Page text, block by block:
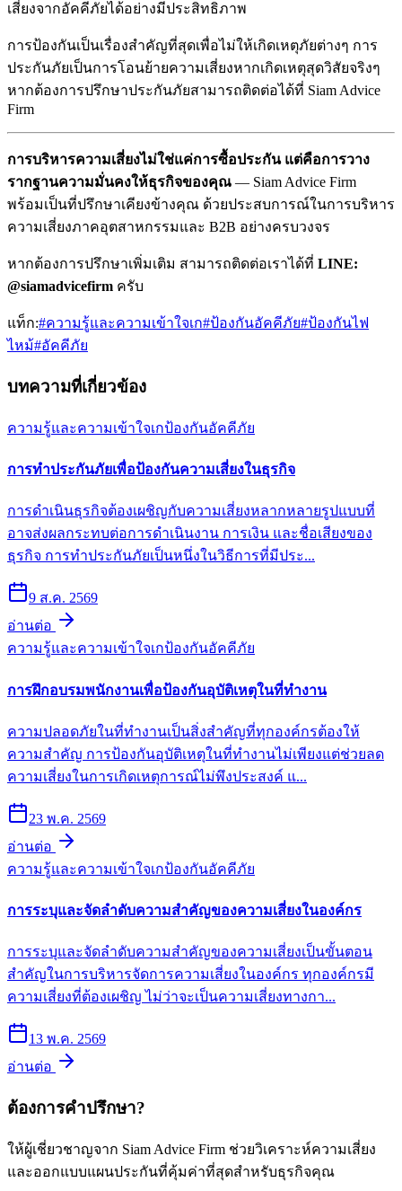
เสี่ยงจากอัคคีภัยได้อย่างมีประสิทธิภาพ
การป้องกันเป็นเรื่องสำคัญที่สุดเพื่อไม่ให้เกิดเหตุภัยต่างๆ การ
ประกันภัยเป็นการโอนย้ายความเสี่ยงหากเกิดเหตุสุดวิสัยจริงๆ
หากต้องการปรึกษาประกันภัยสามารถติดต่อได้ที่ Siam Advice
Firm
การบริหารความเสี่ยงไม่ใช่แค่การซื้อประกัน แต่คือการวาง
รากฐานความมั่นคงให้ธุรกิจของคุณ — Siam Advice Firm
พร้อมเป็นที่ปรึกษาเคียงข้างคุณ ด้วยประสบการณ์ในการบริหาร
ความเสี่ยงภาคอุตสาหกรรมและ B2B อย่างครบวงจร
หากต้องการปรึกษาเพิ่มเติม สามารถติดต่อเราได้ที่ LINE:
@siamadvicefirm ครับ
แท็ก:#ความรู้และความเข้าใจเก#ป้องกันอัคคีภัย#ป้องกันไฟ
ไหม้#อัคคีภัย
บทความที่เกี่ยวข้อง
ความรู้และความเข้าใจเกป้องกันอัคคีภัย
การทำประกันภัยเพื่อป้องกันความเสี่ยงในธุรกิจ
การดำเนินธุรกิจต้องเผชิญกับความเสี่ยงหลากหลายรูปแบบที่
อาจส่งผลกระทบต่อการดำเนินงาน การเงิน และชื่อเสียงของ
ธุรกิจ การทำประกันภัยเป็นหนึ่งในวิธีการที่มีประ...
9 ส.ค. 2569
อ่านต่อ
ความรู้และความเข้าใจเกป้องกันอัคคีภัย
การฝึกอบรมพนักงานเพื่อป้องกันอุบัติเหตุในที่ทำงาน
ความปลอดภัยในที่ทำงานเป็นสิ่งสำคัญที่ทุกองค์กรต้องให้
ความสำคัญ การป้องกันอุบัติเหตุในที่ทำงานไม่เพียงแต่ช่วยลด
ความเสี่ยงในการเกิดเหตุการณ์ไม่พึงประสงค์ แ...
23 พ.ค. 2569
อ่านต่อ
ความรู้และความเข้าใจเกป้องกันอัคคีภัย
การระบุและจัดลำดับความสำคัญของความเสี่ยงในองค์กร
การระบุและจัดลำดับความสำคัญของความเสี่ยงเป็นขั้นตอน
สำคัญในการบริหารจัดการความเสี่ยงในองค์กร ทุกองค์กรมี
ความเสี่ยงที่ต้องเผชิญ ไม่ว่าจะเป็นความเสี่ยงทางกา...
13 พ.ค. 2569
อ่านต่อ
ต้องการคำปรึกษา?
ให้ผู้เชี่ยวชาญจาก Siam Advice Firm ช่วยวิเคราะห์ความเสี่ยง
และออกแบบแผนประกันที่คุ้มค่าที่สุดสำหรับธุรกิจคุณ